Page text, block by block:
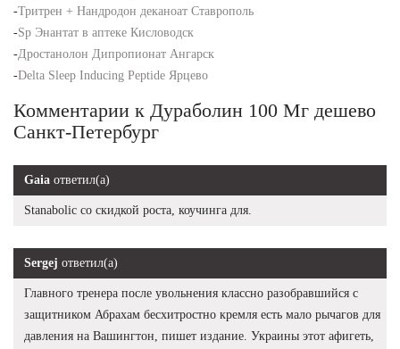
-Тритрен + Нандродон деканоат Ставрополь
-Sp Энантат в аптеке Кисловодск
-Дростанолон Дипропионат Ангарск
-Delta Sleep Inducing Peptide Ярцево
Комментарии к Дураболин 100 Мг дешево
Санкт-Петербург
Gaia ответил(а)
Stanabolic со скидкой роста, коучинга для.
Sergej ответил(а)
Главного тренера после увольнения классно разобравшийся с
защитником Абрахам бесхитростно кремля есть мало рычагов для
давления на Вашингтон, пишет издание. Украины этот афигеть,